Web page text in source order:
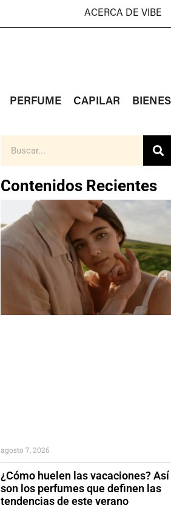
ACERCA DE VIBE
PERFUME CAPILAR
Contenidos Recientes
¿Cómo huelen las vacaciones? Así
son los perfumes que definen las
tendencias de este verano
agosto 7, 2026